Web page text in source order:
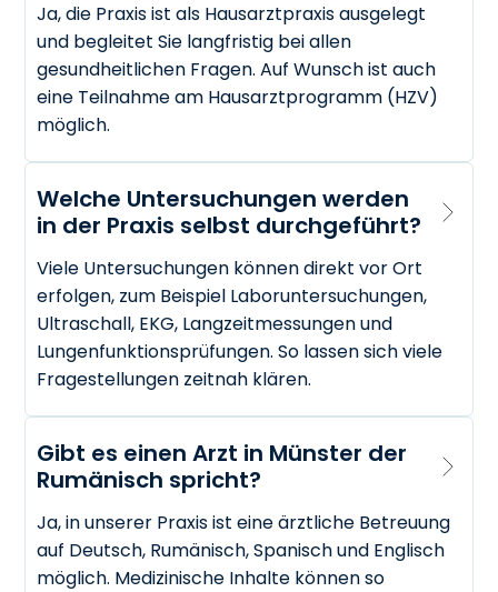
Ja, die Praxis ist als Hausarztpraxis ausgelegt
und begleitet Sie langfristig bei allen
gesundheitlichen Fragen. Auf Wunsch ist auch
eine Teilnahme am Hausarztprogramm (HZV)
möglich.
Welche Untersuchungen werden
in der Praxis selbst durchgeführt?
Viele Untersuchungen können direkt vor Ort
erfolgen, zum Beispiel Laboruntersuchungen,
Ultraschall, EKG, Langzeitmessungen und
Lungenfunktionsprüfungen. So lassen sich viele
Fragestellungen zeitnah klären.
Gibt es einen Arzt in Münster der
Rumänisch spricht?
Ja, in unserer Praxis ist eine ärztliche Betreuung
auf Deutsch, Rumänisch, Spanisch und Englisch
möglich. Medizinische Inhalte können so